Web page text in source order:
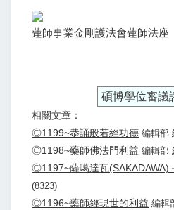
蓮師事業金剛護法會蓮師法座
碩博學位審議
相關文章：
◎1199~恭誦般若經功德 編輯部
◎1198~藥師佛法門利益 編輯部
◎1197~薩噶達瓦(SAKADAWA)
(8323)
◎1196~藥師經現世的利益 編輯